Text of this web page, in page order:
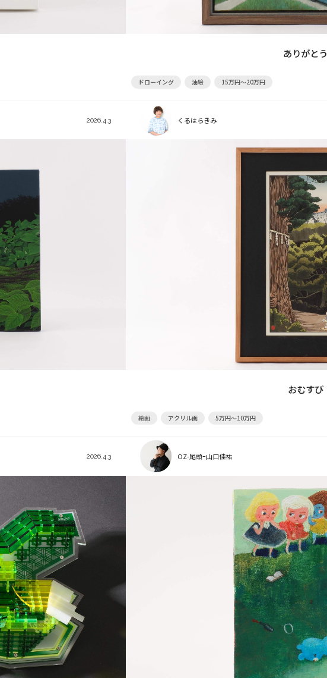
2026.4.3
ありがとう
ドローイング 油絵 15万円～20万円
くるはらきみ
2026.4.3
おむすび
絵画 アクリル画 5万円～10万円
OZ-尾頭ｰ山口佳祐